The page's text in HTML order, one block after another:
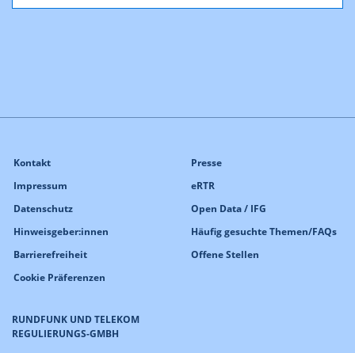
RUNDFUNK UND TELEKOM
REGULIERUNGS-GMBH
Kontakt
Impressum
Datenschutz
Hinweisgeber:innen
Barrierefreiheit
Cookie Präferenzen
Presse
eRTR
Open Data / IFG
Häufig gesuchte Themen/FAQs
Offene Stellen